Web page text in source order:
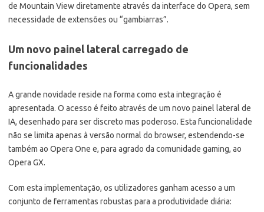
de Mountain View diretamente através da interface do Opera, sem
necessidade de extensões ou “gambiarras”.
Um novo painel lateral carregado de
funcionalidades
A grande novidade reside na forma como esta integração é
apresentada. O acesso é feito através de um novo painel lateral de
IA, desenhado para ser discreto mas poderoso. Esta funcionalidade
não se limita apenas à versão normal do browser, estendendo-se
também ao Opera One e, para agrado da comunidade gaming, ao
Opera GX.
Com esta implementação, os utilizadores ganham acesso a um
conjunto de ferramentas robustas para a produtividade diária: